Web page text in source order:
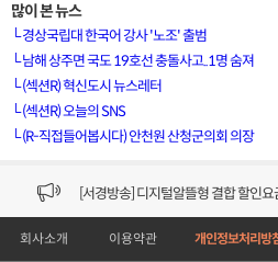
많이 본 뉴스
└경상국립대 한국어 강사 '노조' 출범
└남해 상주면 국도 19호선 충돌사고..1명 숨져
└(섹션R) 혁신도시 뉴스레터
└(섹션R) 오늘의 SNS
└(R-직접들어봅시다) 안천원 산청군의회 의장
[서경방송] 일부 채널편성 변경 안내의
[서경방송] 디지털알뜰형 결합 할인요
[공지] 개인정보처리방침 (Ver2.15)
회사소개 이용약관 개인정보처리방